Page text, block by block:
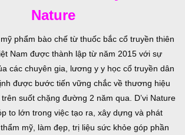
Nature
mỹ phẩm bào chế từ thuốc bắc cổ truyền thiên
Nam được thành lập từ năm 2015 với sự
các chuyên gia, lương y y học cổ truyền dân
được bước tiến vững chắc về thương hiệu
suốt chặng đường 2 năm qua. D’vi Nature
to lớn trong việc tạo ra, xây dựng và phát
mỹ, làm đẹp, trị liệu sức khỏe góp phần